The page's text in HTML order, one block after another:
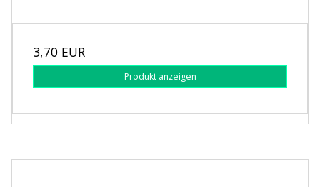
3,70 EUR
Produkt anzeigen